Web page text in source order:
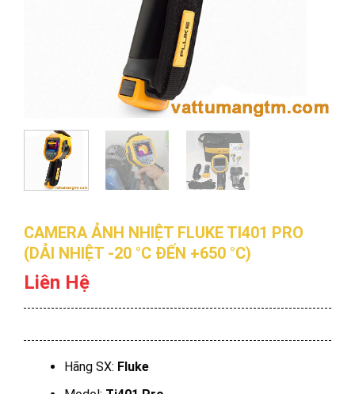
CAMERA ẢNH NHIỆT FLUKE TI401 PRO
(DẢI NHIỆT -20 °C ĐẾN +650 °C)
Liên Hệ
Hãng SX: Fluke